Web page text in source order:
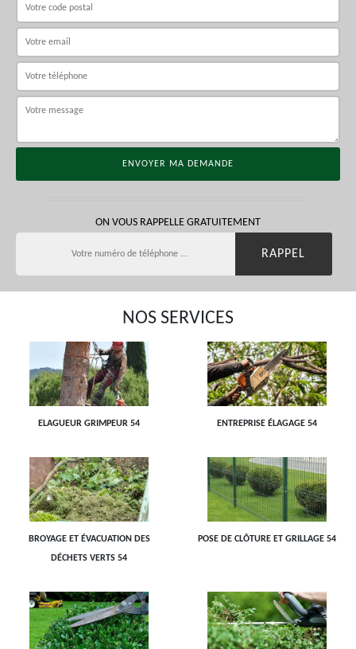
ON VOUS RAPPELLE GRATUITEMENT
NOS SERVICES
ELAGUEUR GRIMPEUR 54 ENTREPRISE ÉLAGAGE 54
BROYAGE ET ÉVACUATION DES
DÉCHETS VERTS 54
POSE DE CLÔTURE ET GRILLAGE 54